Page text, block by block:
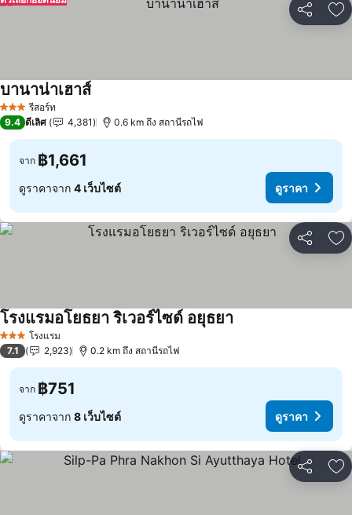
แชร์ เ
3 ดาว รีสอร์ท
บานาน่าเฮาส์
9.4 ดีเลิศ 4,381 0.6 km ถึง สถานีรถไฟ
จาก ฿1,661
ดูราคาจาก 4 เว็บไซต์ ดูราคา
แชร์ เ
3 ดาว โรงแรม
โรงแรมอโยธยา ริเวอร์ไซด์ อยุธยา
7.1 2,923 0.2 km ถึง สถานีรถไฟ
จาก ฿751
ดูราคาจาก 8 เว็บไซต์ ดูราคา
แชร์ เ